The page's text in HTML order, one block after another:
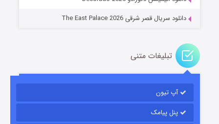
دانلود سریال قصر شرقی The East Palace 2026
تبلیغات متنی
آپ تیون
پنل پیامک